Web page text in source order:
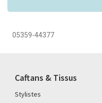
Caftans & Tissus
Stylistes